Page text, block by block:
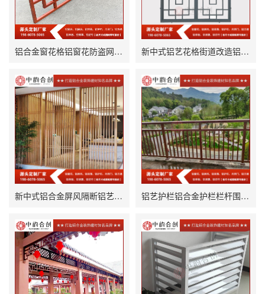
铝合金窗花格铝窗花防盗网加工定制 新中式铝艺花格街道改造铝窗花防盗网定制厂家
新中式铝合金屏风隔断铝艺格栅生产厂家 铝艺护栏铝合金护栏栏杆围栏定制